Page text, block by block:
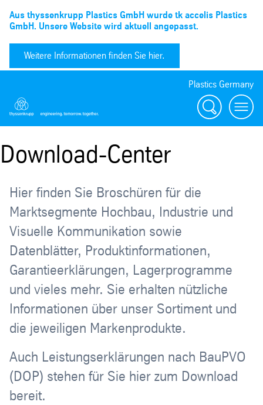
Aus thyssenkrupp Plastics GmbH wurde tk accelis Plastics
GmbH. Unsere Website wird aktuell angepasst.
Weitere Informationen finden Sie hier.
Plastics Germany
Suchen menu
Download-Center
Hier finden Sie Broschüren für die
Marktsegmente Hochbau, Industrie und
Visuelle Kommunikation sowie
Datenblätter, Produktinformationen,
Garantieerklärungen, Lagerprogramme
und vieles mehr. Sie erhalten nützliche
Informationen über unser Sortiment und
die jeweiligen Markenprodukte.
Auch Leistungserklärungen nach BauPVO
(DOP) stehen für Sie hier zum Download
bereit.